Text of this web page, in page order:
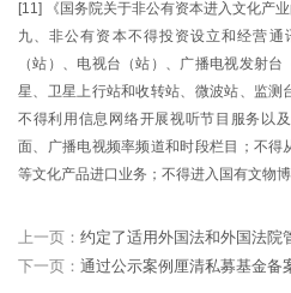
[11] 《国务院关于非公有资本进入文化产业
九、非公有资本不得投资设立和经营
（站）、电视台（站）、广播电视发射
星、卫星上行站和收转站、微波站、监测
不得利用信息网络开展视听节目服务以
面、广播电视频率频道和时段栏目；不得
等文化产品进口业务；不得进入国有文物博
上一页： 约定了适用外国法和外国法院
下一页： 通过公示案例厘清私募基金备